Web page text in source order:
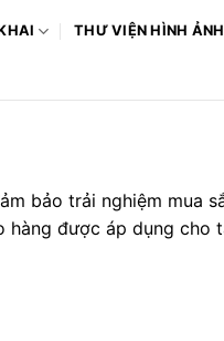
THƯ VIỆN HÌNH ẢNH
bảo trải nghiệm mua
hàng được áp dụng cho